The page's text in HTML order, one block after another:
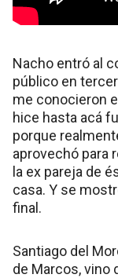
Nacho entró al
público en
me conocieron
hice hasta acá
porque
aprovechó para
la ex pareja de
casa. Y se
final.
Santiago del
de Marcos, vino